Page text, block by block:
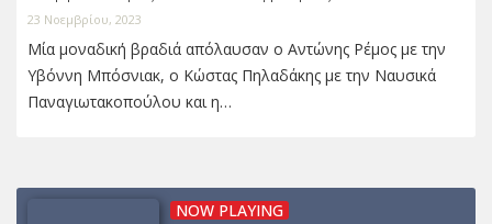
23 Νοεμβρίου, 2023
Μία μοναδική βραδιά απόλαυσαν ο Αντώνης Ρέμος με την
Υβόννη Μπόσνιακ, ο Κώστας Πηλαδάκης με την Ναυσικά
Παναγιωτακοπούλου και η…
NOW PLAYING